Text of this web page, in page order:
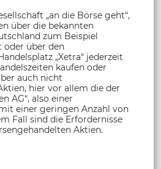
„an die Börse geht“,
über die bekannten
zum Beispiel
über den
„Xetra“ jederzeit
kaufen oder
auch nicht
hier vor allem die der
AG“, also einer
einer geringen Anzahl von
Fall sind die Erfordernisse
Aktien.